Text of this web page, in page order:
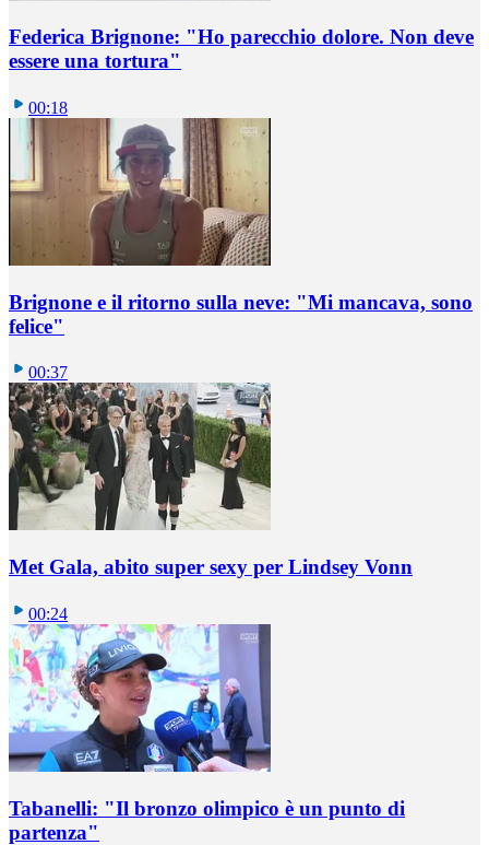
Federica Brignone: "Ho parecchio dolore. Non deve
essere una tortura"
00:18
Brignone e il ritorno sulla neve: "Mi mancava, sono
felice"
00:37
Met Gala, abito super sexy per Lindsey Vonn
00:24
Tabanelli: "Il bronzo olimpico è un punto di
partenza"